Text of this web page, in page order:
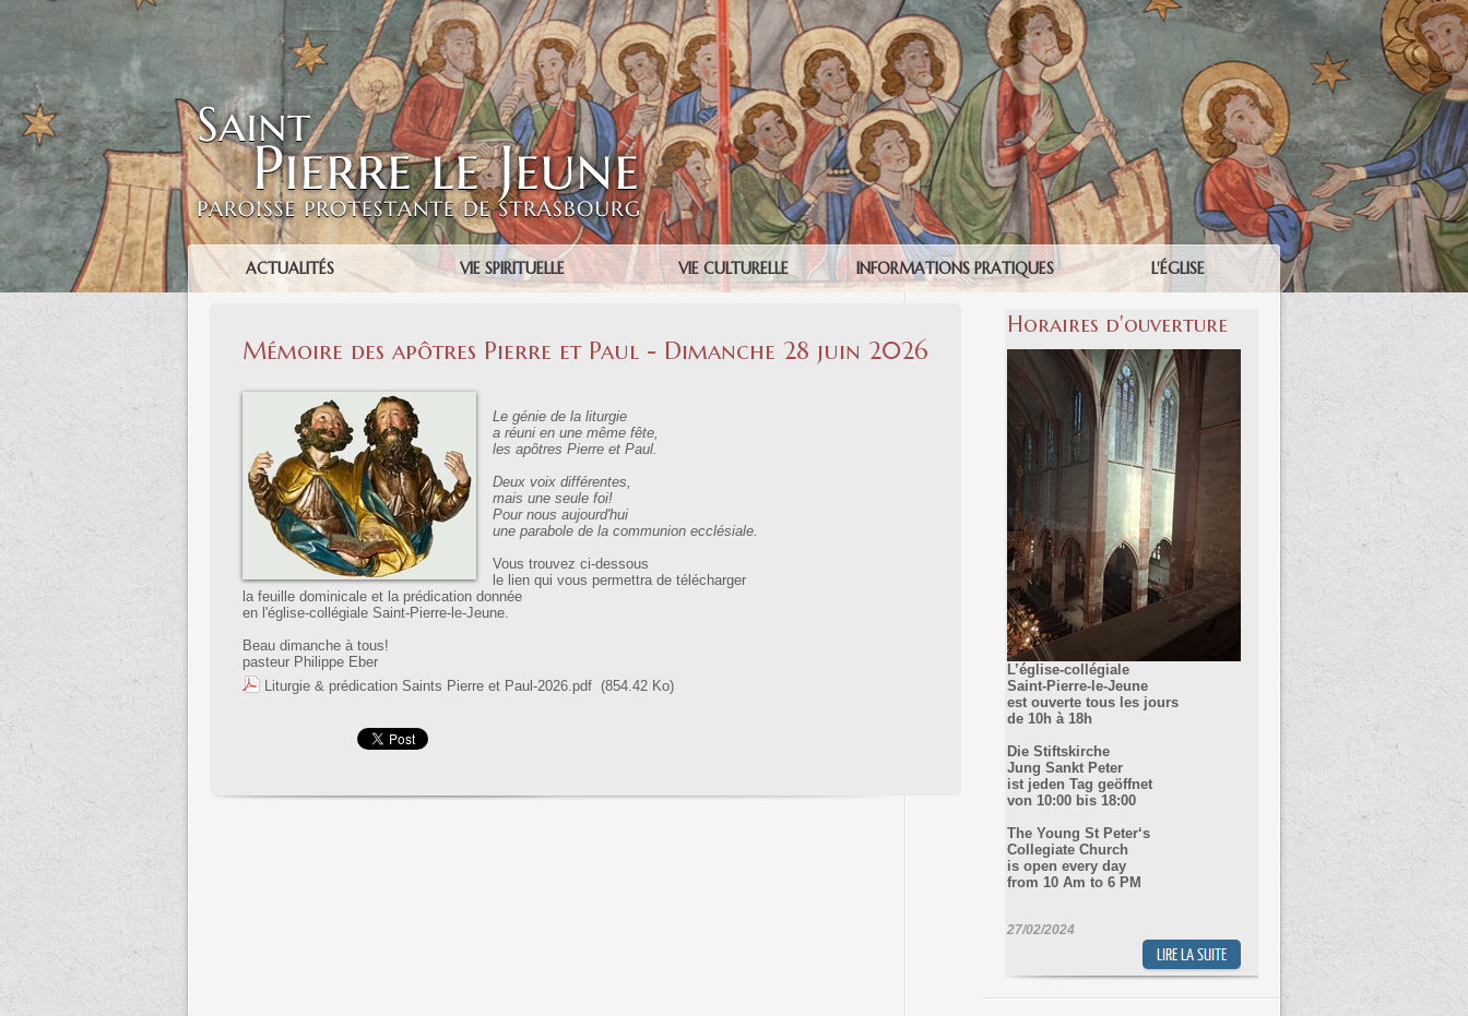
ACTUALITÉS VIE SPIRITUELLE VIE CULTURELLE INFORMATIONS PRATIQUES L'ÉGLISE
Mémoire des apôtres Pierre et Paul - Dimanche 28 juin 2026
Le génie de la liturgie
a réuni en une même fête,
les apôtres Pierre et Paul.
Deux voix différentes,
mais une seule foi!
Pour nous aujourd'hui
une parabole de la communion ecclésiale.
Vous trouvez ci-dessous
le lien qui vous permettra de télécharger
la feuille dominicale et la prédication donnée
en l'église-collégiale Saint-Pierre-le-Jeune.
Beau dimanche à tous!
pasteur Philippe Eber
Liturgie & prédication Saints Pierre et Paul-2026.pdf (854.42 Ko)
Horaires d'ouverture
L’église-collégiale
Saint-Pierre-le-Jeune
est ouverte tous les jours
de 10h à 18h
Die Stiftskirche
Jung Sankt Peter
ist jeden Tag geöffnet
von 10:00 bis 18:00
The Young St Peter‘s
Collegiate Church
is open every day
from 10 Am to 6 PM
27/02/2024